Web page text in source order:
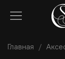
Главная